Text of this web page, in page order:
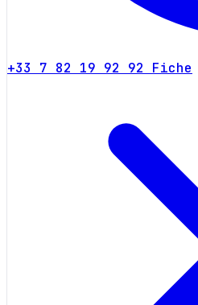
+33 7 82 19 92 92 Fiche